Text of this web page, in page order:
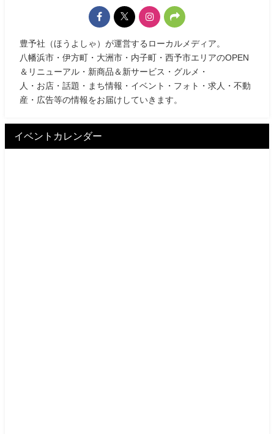
豊予社（ほうよしゃ）が運営するローカルメディア。
八幡浜市・伊方町・大洲市・内子町・西予市エリアのOPEN
＆リニューアル・新商品＆新サービス・グルメ・
人・お店・話題・まち情報・イベント・フォト・求人・不動
産・広告等の情報をお届けしていきます。
イベントカレンダー